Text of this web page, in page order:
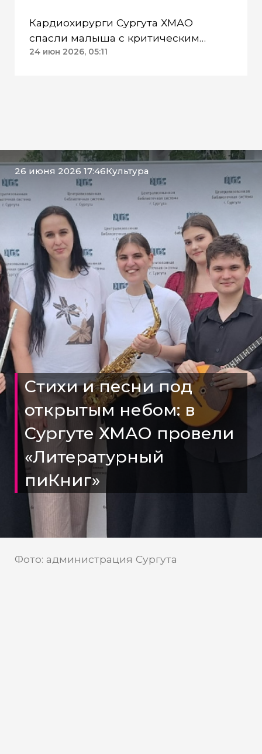
Кардиохирурги Сургута ХМАО
спасли малыша с критическим
пороком сердца
24 июн 2026, 05:11
26 июня 2026 17:46Культура
Стихи и песни под
открытым небом: в
Сургуте ХМАО провели
«Литературный
пиКниг»
Фото: администрация Сургута